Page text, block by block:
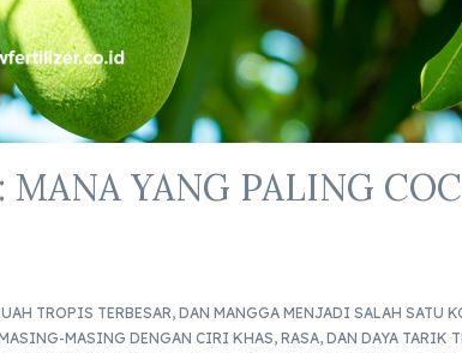
YANG PALING
TROPIS TERBESAR, DAN MANGGA MENJADI SALAH SATU
MASING DENGAN CIRI KHAS, RASA, DAN DAYA TARIK